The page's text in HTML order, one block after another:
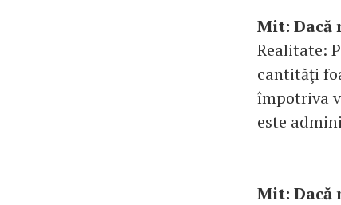
Mit: Dacă
Realitate:
cantităţi
împotriva
este
Mit: Dacă